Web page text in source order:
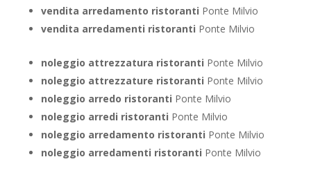
vendita arredamento ristoranti Ponte Milvio
vendita arredamenti ristoranti Ponte Milvio
noleggio attrezzatura ristoranti Ponte Milvio
noleggio attrezzature ristoranti Ponte Milvio
noleggio arredo ristoranti Ponte Milvio
noleggio arredi ristoranti Ponte Milvio
noleggio arredamento ristoranti Ponte Milvio
noleggio arredamenti ristoranti Ponte Milvio